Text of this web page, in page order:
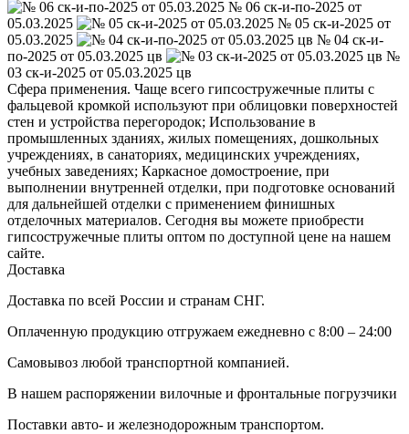
№ 06 ск-и-по-2025 от
05.03.2025
№ 05 ск-и-2025 от
05.03.2025
№ 04 ск-и-
по-2025 от 05.03.2025 цв
№
03 ск-и-2025 от 05.03.2025 цв
Сфера применения. Чаще всего гипсостружечные плиты с
фальцевой кромкой используют при облицовки поверхностей
стен и устройства перегородок; Использование в
промышленных зданиях, жилых помещениях, дошкольных
учреждениях, в санаториях, медицинских учреждениях,
учебных заведениях; Каркасное домостроение, при
выполнении внутренней отделки, при подготовке оснований
для дальнейшей отделки с применением финишных
отделочных материалов. Сегодня вы можете приобрести
гипсостружечные плиты оптом по доступной цене на нашем
сайте.
Доставка
Доставка по всей России и странам СНГ.
Оплаченную продукцию отгружаем ежедневно с 8:00 – 24:00
Самовывоз любой транспортной компанией.
В нашем распоряжении вилочные и фронтальные погрузчики
Поставки авто- и железнодорожным транспортом.